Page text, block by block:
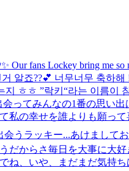
Our fans Lockey bring me
알죠??💕 너무너무 축하
ㅎㅎ ”락키“라는 이름이
ってみんなの1番の思い
私の幸せを誰よりも願っ
うラッキー...あけまして
からさ毎日を大事に大
、いや、まだまだ気持